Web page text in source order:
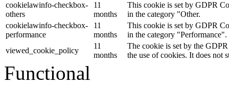
cookielawinfo-checkbox-
others
11
months
This cookie is set by GDPR
in the category "Other.
cookielawinfo-checkbox-
performance
11
months
This cookie is set by GDPR
in the category "Performance".
viewed_cookie_policy
11
months
The cookie is set by the
the use of cookies. It does not
Functional